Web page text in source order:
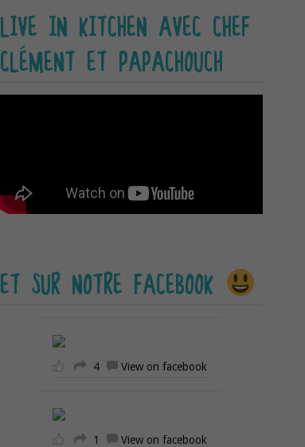
LIVE IN KITCHEN AVEC CHEF
CLÉMENT ET PAPACHOUCH
ET SUR NOTRE FACEBOOK
4 View on facebook
1 View on facebook